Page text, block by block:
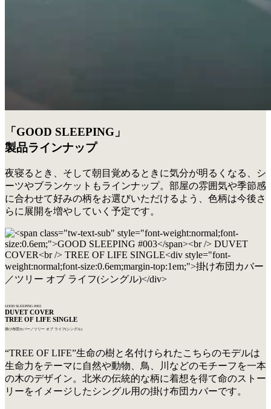
「GOOD SLEEPING」
製品ラインナップ
夜寝るとき、そして朝目覚めるときに気分が明るくなる、シ
ーツやブランケットもラインナップ。部屋の雰囲気や季節感
に合わせて好みの柄をお選びいただけるよう、色柄は今後さ
らに展開を増やしていく予定です。
GOOD SLEEPING #003
DUVET COVER
TREE OF LIFE SINGLE
掛け布団カバー／ツリー オブ ライフ(シングル)
“TREE OF LIFE”生命の樹と名付けられたこちらのモデルは
生命力をテーマに自然や動物、鳥、川などのモチーフを一本
の木のデザイン。北米の伝統的な柄に着想を得て命のストー
リーをイメージしたシングル用の掛け布団カバーです。